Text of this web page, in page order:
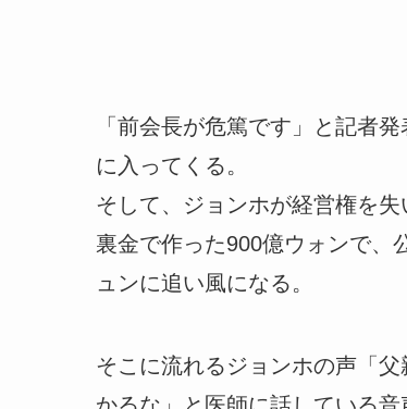
「前会長が危篤です」と記者
に入ってくる。
そして、ジョンホが経営権を失
裏金で作った900億ウォンで、
ュンに追い風になる。
そこに流れるジョンホの声「